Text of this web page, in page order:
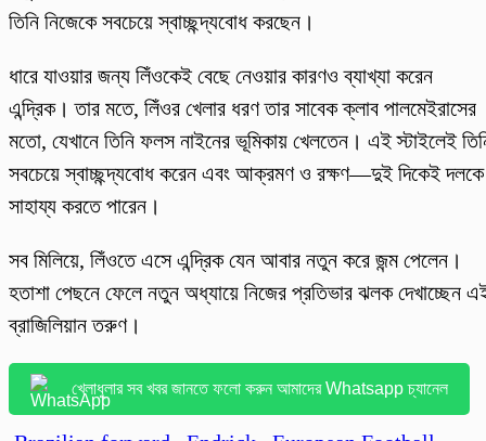
তিনি নিজেকে সবচেয়ে স্বাচ্ছন্দ্যবোধ করছেন।
ধারে যাওয়ার জন্য লিঁওকেই বেছে নেওয়ার কারণও ব্যাখ্যা করেন
এন্দ্রিক। তার মতে, লিঁওর খেলার ধরণ তার সাবেক ক্লাব পালমেইরাসের
মতো, যেখানে তিনি ফলস নাইনের ভূমিকায় খেলতেন। এই স্টাইলেই
সবচেয়ে স্বাচ্ছন্দ্যবোধ করেন এবং আক্রমণ ও রক্ষণ—দুই দিকেই দলকে
সাহায্য করতে পারেন।
সব মিলিয়ে, লিঁওতে এসে এন্দ্রিক যেন আবার নতুন করে জন্ম পেলেন।
হতাশা পেছনে ফেলে নতুন অধ্যায়ে নিজের প্রতিভার ঝলক দেখাচ্ছেন
ব্রাজিলিয়ান তরুণ।
খেলাধুলার সব খবর জানতে ফলো করুন আমাদের Whatsapp চ্যানেল